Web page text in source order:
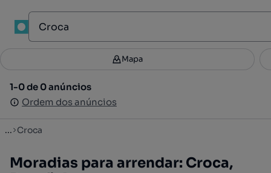
Filtros 3
1-0 de 0 anúncios
Ordem dos anúncios
Mapa
1-0 de 0 anúncios
Ordem dos anúncios
... Croca
Moradias para arrendar: Croca,